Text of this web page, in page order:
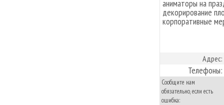
аниматоры на
декорирование
корпоративные
Адрес:
Телефоны:
Сообщите нам
обязательно, если есть
ошибка: